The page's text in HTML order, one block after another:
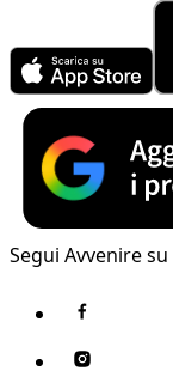
Segui Avvenire su